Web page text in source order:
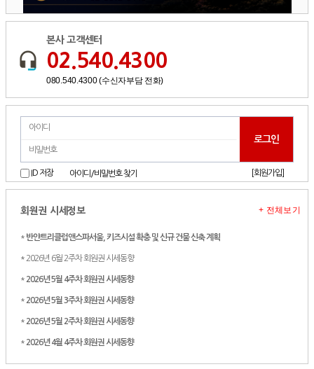
본사 고객센터
02.540.4300
080.540.4300 (수신자부담 전화)
ID 저장 아이디/비밀번호 찾기 [회원가입]
회원권 시세정보
* 반얀트리클럽앤스파서울, 키즈시설 확충 및 신규 건물 신축 계획
* 2026년 6월 2주차 회원권 시세동향
* 2026년 5월 4주차 회원권 시세동향
* 2026년 5월 3주차 회원권 시세동향
* 2026년 5월 2주차 회원권 시세동향
* 2026년 4월 4주차 회원권 시세동향
+ 전체보기